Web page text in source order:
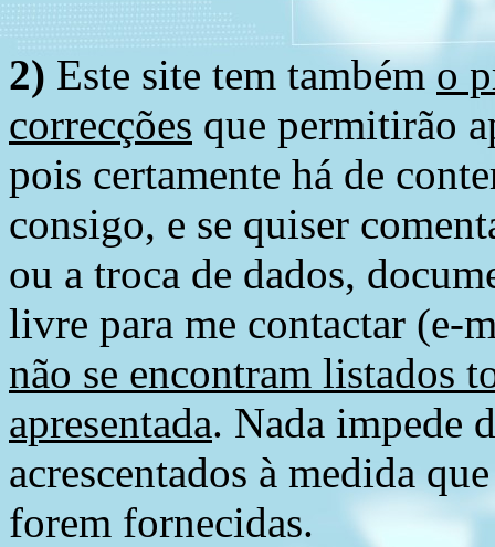
2) Este site tem tambémo
correcções que permitirão
pois certamente há de
consigo, e se quiser
ou a troca de dados,
livre para me contactar (e-
não se encontram listados
apresentada. Nada impede
acrescentados à medida
forem fornecidas.